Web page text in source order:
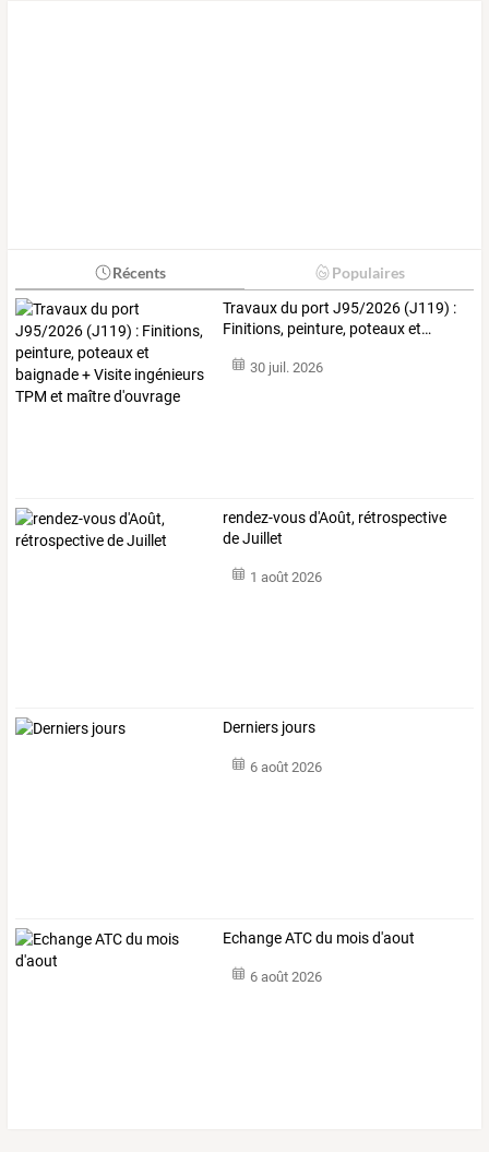
Récents Populaires
Travauxdu port J95/2026 (J119) :
Finitions, peinture, poteauxet…
30 juil. 2026
rendez-vous d'Août, rétrospective
de Juillet
1 août 2026
Derniers jours
6 août 2026
Echange ATC du mois d'aout
6 août 2026